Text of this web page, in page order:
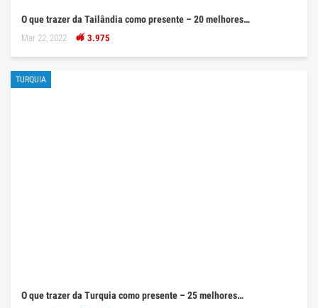
O que trazer da Tailândia como presente – 20 melhores…
Mar 22, 2022 3.975
TURQUIA
O que trazer da Turquia como presente – 25 melhores…